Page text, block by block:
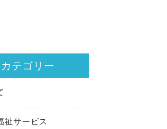
カテゴリー
祉サービス